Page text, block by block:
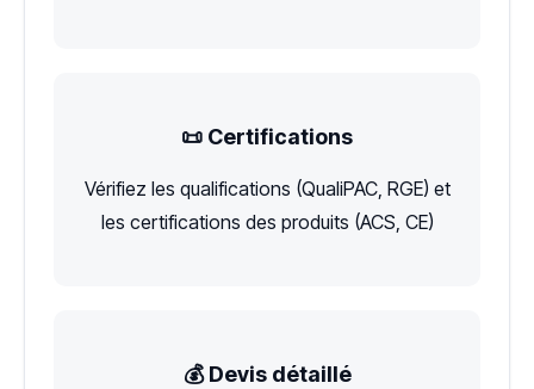
📜 Certifications
Vérifiez les qualifications (QualiPAC, RGE) et
les certifications des produits (ACS, CE)
💰 Devis détaillé